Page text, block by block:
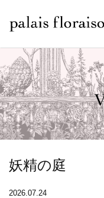
妖精の庭
2026.07.24